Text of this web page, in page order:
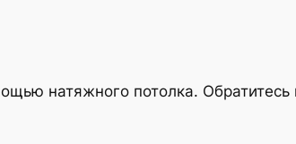
натяжного потолка. Обратитесь